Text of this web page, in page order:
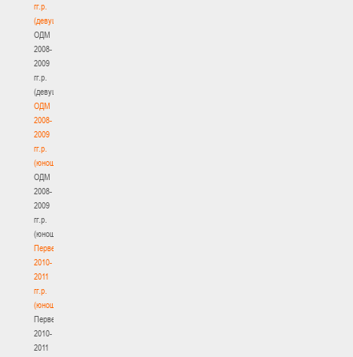
гг.р.
(девушки)
ОДМ
2008-
2009
гг.р.
(девушки)
ОДМ
2008-
2009
гг.р.
(юноши)
ОДМ
2008-
2009
гг.р.
(юноши)
Первенство
2010-
2011
гг.р.
(юноши)
Первенство
2010-
2011